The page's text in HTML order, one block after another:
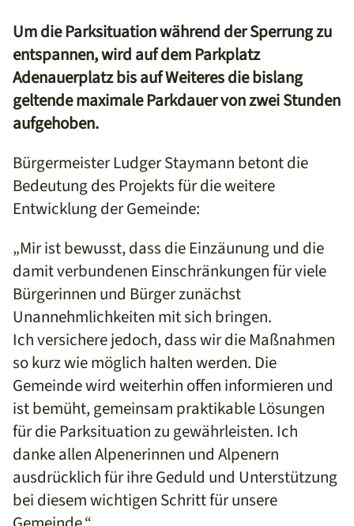
Um die Parksituation während der Sperrung zu
entspannen, wird auf dem Parkplatz
Adenauerplatz bis auf Weiteres die bislang
geltende maximale Parkdauer von zwei Stunden
aufgehoben.
Bürgermeister Ludger Staymann betont die
Bedeutung des Projekts für die weitere
Entwicklung der Gemeinde:
„Mir ist bewusst, dass die Einzäunung und die
damit verbundenen Einschränkungen für viele
Bürgerinnen und Bürger zunächst
Unannehmlichkeiten mit sich bringen.
Ich versichere jedoch, dass wir die Maßnahmen
so kurz wie möglich halten werden. Die
Gemeinde wird weiterhin offen informieren und
ist bemüht, gemeinsam praktikable Lösungen
für die Parksituation zu gewährleisten. Ich
danke allen Alpenerinnen und Alpenern
ausdrücklich für ihre Geduld und Unterstützung
bei diesem wichtigen Schritt für unsere